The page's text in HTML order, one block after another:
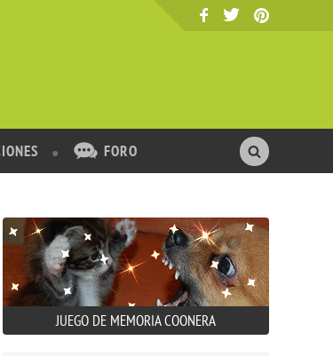
FORO
JUEGO DE MEMORIA COONERA